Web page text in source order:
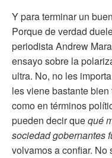
Y para terminar un
Porque de verdad
periodista Andrew
ensayo sobre la
ultra. No, no les
les viene bastante
como en términos
pueden decir quequé
sociedad gobernantes
volvamos a confiar. No